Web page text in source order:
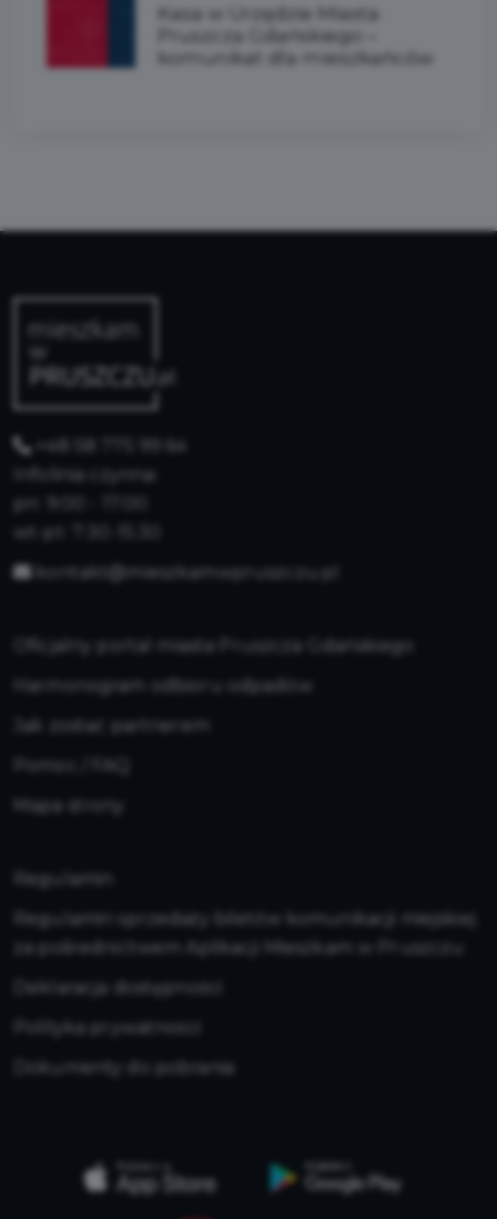
Kasa w Urzędzie Miasta
Pruszcza Gdańskiego –
komunikat dla mieszkańców
+48 58 775 99 64
Infolinia czynna:
wt-pt: 7:30-15:30
kontakt@mieszkamwpruszczu.pl
Oficjalny portal miasta Pruszcza Gdańskiego
Harmonogram odbioru odpadów
Jak zostać partnerem
Mapa strony
Regulamin
Regulamin sprzedaży biletów komunikacji miejskiej
za pośrednictwem Aplikacji Mieszkam w Pruszczu
Deklaracja dostępności
Polityka prywatności
Dokumenty do pobrania